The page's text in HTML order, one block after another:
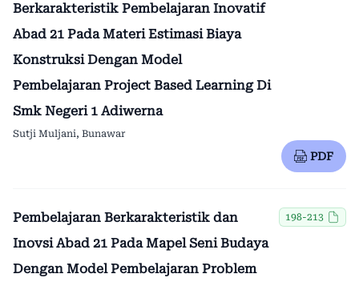
Berkarakteristik Pembelajaran Inovatif
Abad 21 Pada Materi Estimasi Biaya
Konstruksi Dengan Model
Pembelajaran Project Based Learning Di
Smk Negeri 1 Adiwerna
Sutji Muljani, Bunawar
PDF
Pembelajaran Berkarakteristik dan
Inovsi Abad 21 Pada Mapel Seni Budaya
Dengan Model Pembelajaran Problem
198-213